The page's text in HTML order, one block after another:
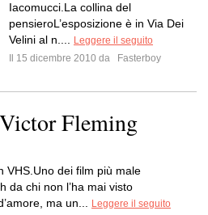
Iacomucci.La collina del
pensieroL’esposizione è in Via Dei
Velini al n....
Leggere il seguito
Il 15 dicembre 2010 da
Fasterboy
Fleming
VHS.Uno dei film più male
da chi non l’ha mai visto
ma un...
Leggere il seguito